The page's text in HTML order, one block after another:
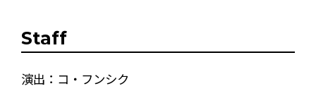
Staff
演出：コ・フンシク